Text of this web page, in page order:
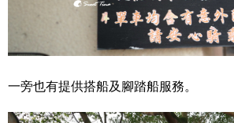
一旁也有提供搭船及腳踏船服務。